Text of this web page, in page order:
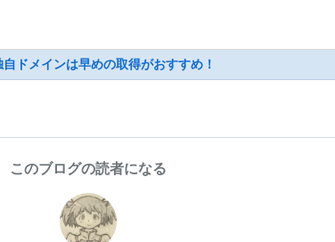
自ドメインは早めの取得がおすすめ！
このブログの読者になる